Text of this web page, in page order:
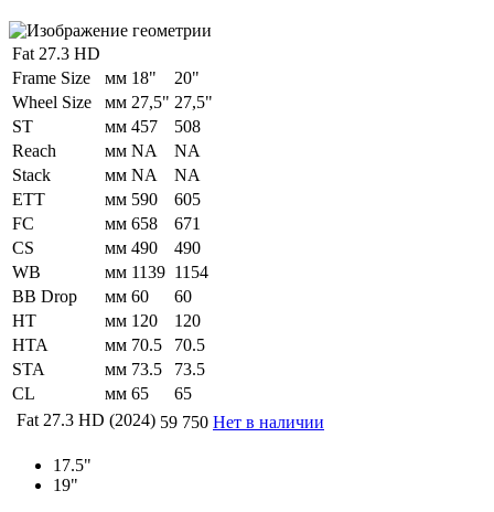
Fat 27.3 HD
Frame Size
мм 18"
20"
Wheel Size
мм 27,5" 27,5"
ST
мм 457
508
Reach
мм NA
NA
Stack
мм NA
NA
ETT
мм 590
605
FC
мм 658
671
CS
мм 490
490
WB
мм 1139 1154
BB Drop
мм 60
60
HT
мм 120
120
HTA
мм 70.5
70.5
STA
мм 73.5
73.5
CL
мм 65
65
Fat 27.3 HD (2024) 59 750 Нет в наличии
17.5"
19"